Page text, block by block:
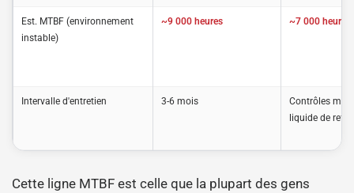
Est. MTBF (environnement
instable)
~9 000 heures ~7 000 heures
Intervalle d'entretien 3-6 mois
Contrôles
liquide de
Cette ligne MTBF est celle que la plupart des gens